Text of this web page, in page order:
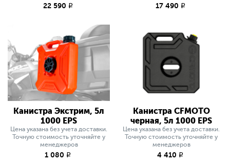
22 590 q 17 490 q
Канистра Экстрим, 5л
1000 EPS
Цена указана без учета доставки.
Точную стоимость уточняйте у
менеджеров
1 080 q
Канистра CFMOTO
черная, 5л 1000 EPS
Цена указана без учета доставки.
Точную стоимость уточняйте у
менеджеров
4 410 q